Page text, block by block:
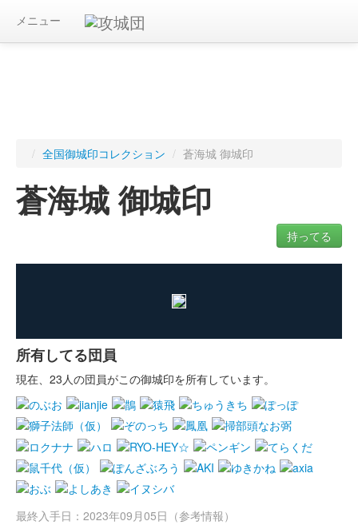
メニュー
/ 全国御城印コレクション / 蒼海城 御城印
蒼海城 御城印
持ってる
所有してる団員
現在、23人の団員がこの御城印を所有しています。
最終入手日：2023年09月05日（参考情報）